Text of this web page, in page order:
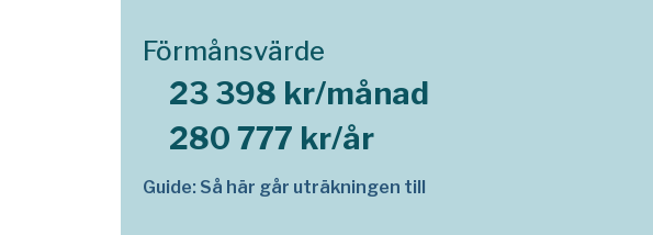
Förmånsvärde
23 398 kr/månad
280 777 kr/år
Guide: Så här går uträkningen till